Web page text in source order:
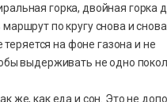
горка, двойная горка
по кругу снова и
на фоне газона и не
выдерживать не одно
же, как еда и сон. Это не